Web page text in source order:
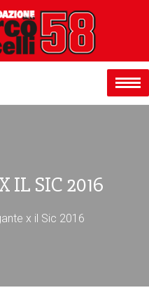
IL SIC 2016
x il Sic 2016